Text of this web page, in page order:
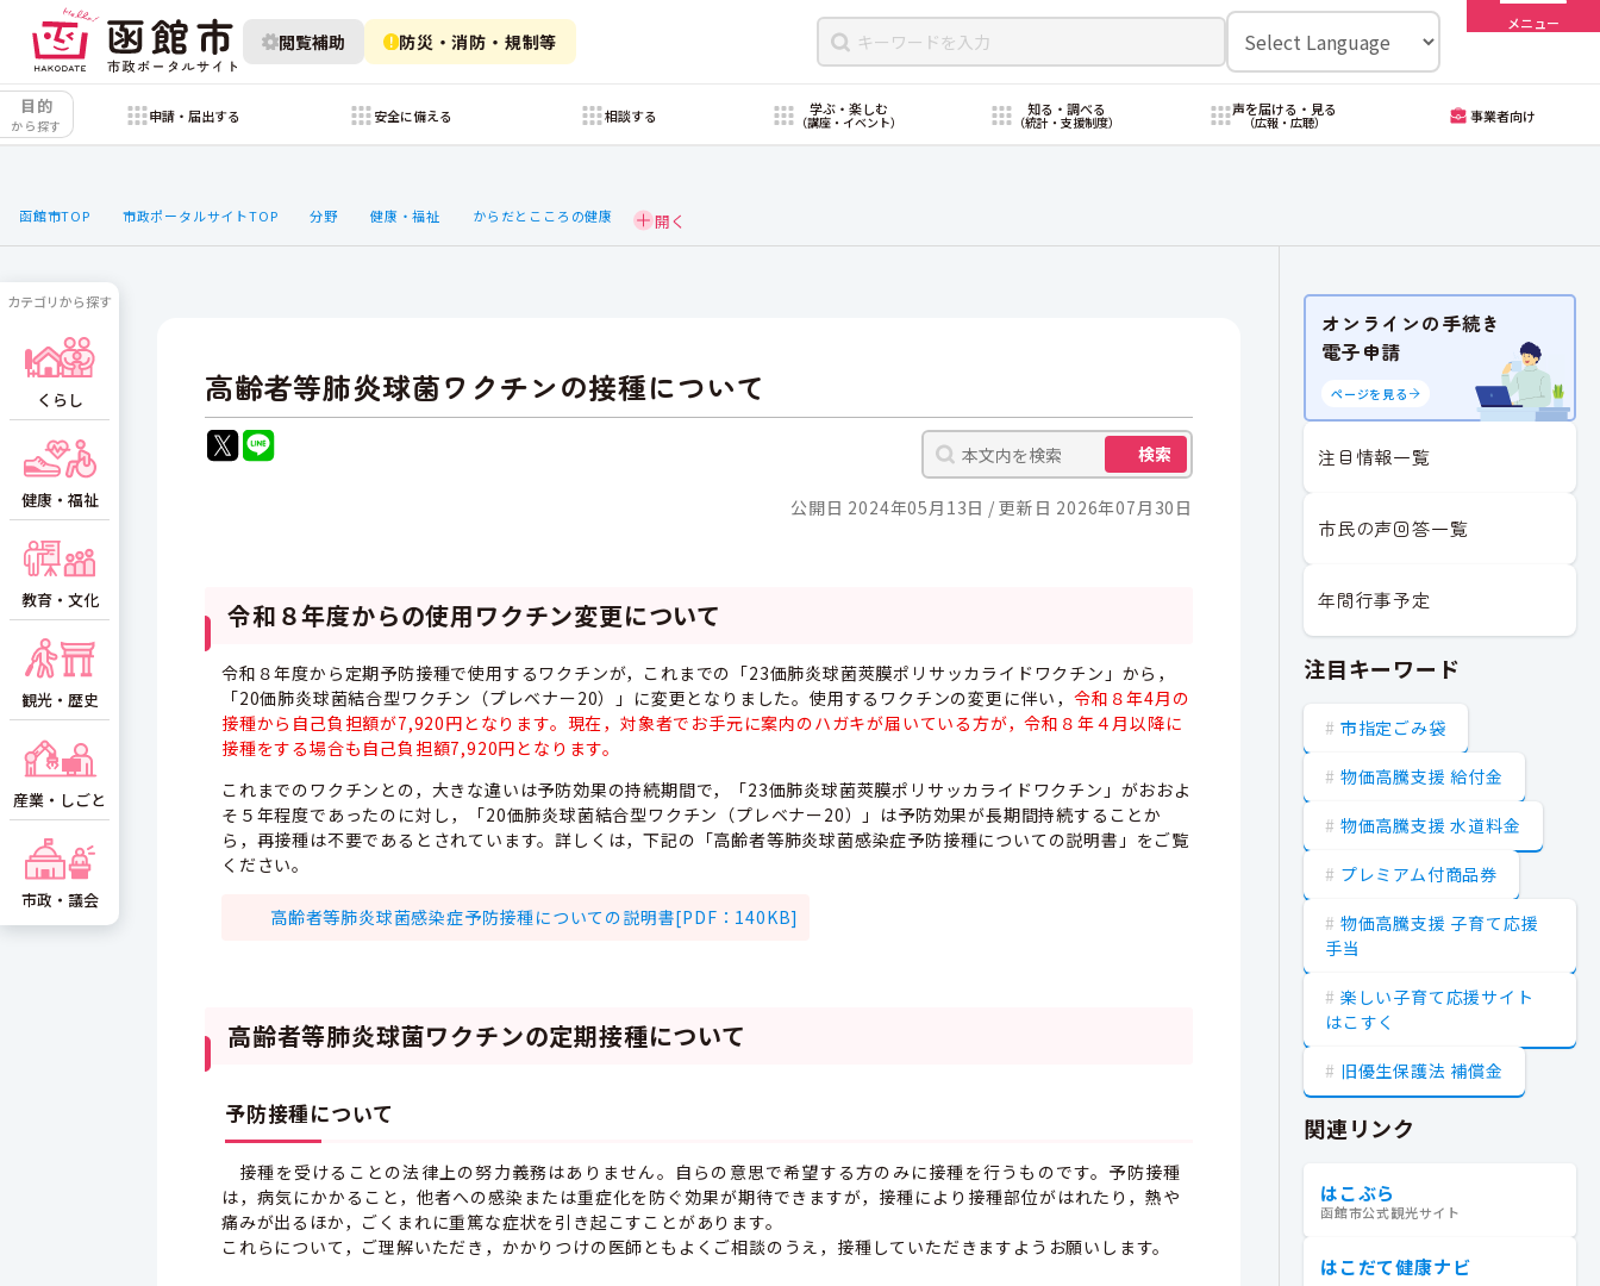
閲覧補助 防災・消防・規制等
メニュー
目的
から探す
申請・届出する 安全に備える 相談する 学ぶ・楽しむ
（講座・イベント）
知る・調べる
（統計・支援制度）
声を届ける・見る
（広報・広聴） 事業者向け
函館市TOP 市政ポータルサイトTOP 分野 健康・福祉 からだとこころの健康
高齢者等肺炎球菌ワクチンの接種について
検索
公開日 2024年05月13日 更新日 2026年07月30日
令和８年度からの使用ワクチン変更について
令和８年度から定期予防接種で使用するワクチンが，これまでの「23価肺炎球菌莢膜ポリサッカライドワクチン」から，
「20価肺炎球菌結合型ワクチン（プレベナー20）」に変更となりました。使用するワクチンの変更に伴い， 令和８年4月の
接種から自己負担額が7,920円となります。現在，対象者でお手元に案内のハガキが届いている方が，令和８年４月以降に
接種をする場合も自己負担額7,920円となります。
これまでのワクチンとの，大きな違いは予防効果の持続期間で，「23価肺炎球菌莢膜ポリサッカライドワクチン」がおおよ
そ５年程度であったのに対し，「20価肺炎球菌結合型ワクチン（プレベナー20）」は予防効果が長期間持続することか
ら，再接種は不要であるとされています。詳しくは，下記の「高齢者等肺炎球菌感染症予防接種についての説明書」をご覧
ください。
高齢者等肺炎球菌感染症予防接種についての説明書[PDF：140KB]
高齢者等肺炎球菌ワクチンの定期接種について
予防接種について
接種を受けることの法律上の努力義務はありません。自らの意思で希望する方のみに接種を行うものです。予防接種
は，病気にかかること，他者への感染または重症化を防ぐ効果が期待できますが，接種により接種部位がはれたり，熱や
痛みが出るほか，ごくまれに重篤な症状を引き起こすことがあります。
これらについて，ご理解いただき，かかりつけの医師ともよくご相談のうえ，接種していただきますようお願いします。
カテゴリから探す
くらし
健康・福祉
教育・文化
観光・歴史
産業・しごと
市政・議会
オンラインの手続き
電子申請
ページを見る
注目情報一覧
市民の声回答一覧
年間行事予定
注目キーワード
市指定ごみ袋
物価高騰支援 給付金
物価高騰支援 水道料金
プレミアム付商品券
物価高騰支援 子育て応援
手当
楽しい子育て応援サイト
はこすく
旧優生保護法 補償金
関連リンク
はこぶら
函館市公式観光サイト
はこだて健康ナビ